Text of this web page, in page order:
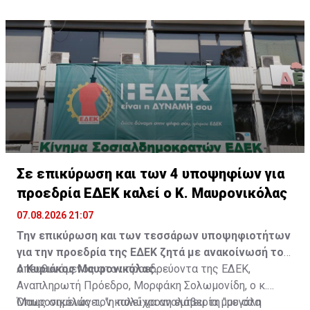
Σε επικύρωση και των 4 υποψηφίων για
προεδρία ΕΔΕΚ καλεί ο Κ. Μαυρονικόλας
07.08.2026 21:07
Την επικύρωση και των τεσσάρων υποψηφιοτήτων
για την προεδρία της ΕΔΕΚ ζητά με ανακοίνωσή του
ο Κυριάκος Μαυρονικόλας.
Απευθυνόμενος στον προεδρεύοντα της ΕΔΕΚ,
Αναπληρωτή Πρόεδρο, Μορφάκη Σολωμονίδη, ο κ.
Μαυρονικόλας τον καλεί να αναλάβει τη "μεγάλη
Όπως σημειώνει, "η πολύχρονη εμπειρία μου στα